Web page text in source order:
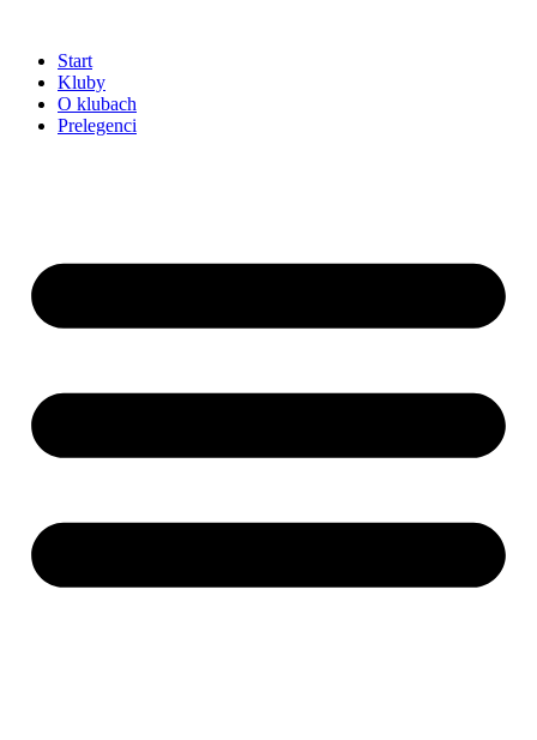
treści
Start
Kluby
O klubach
Prelegenci